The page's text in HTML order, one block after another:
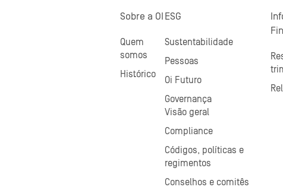
Sobre a OI
Quem
somos
Histórico
ESG
Sustentabilidade
Pessoas
Oi Futuro
Governança
Visão geral
Compliance
Códigos, políticas e
regimentos
Conselhos e comitês